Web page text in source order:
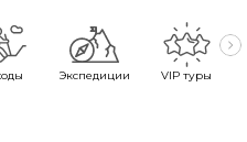
Экспедиции VIP туры